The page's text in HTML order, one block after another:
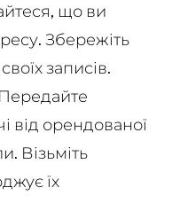
що ви
Збережіть
записів.
Передайте
від орендованої
Візьміть
їх